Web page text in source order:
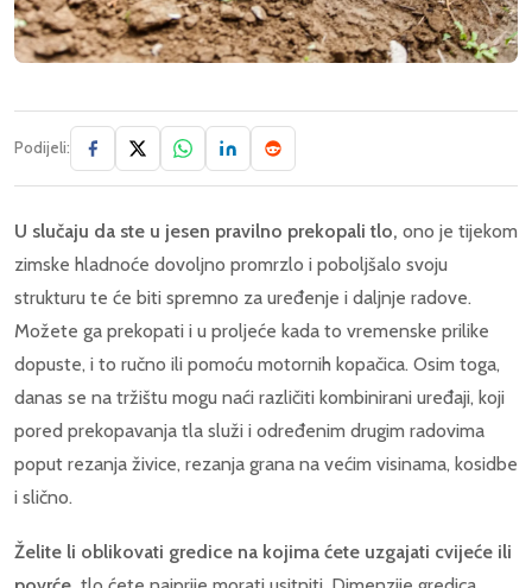
Podijeli:
U slučaju da ste u jesen pravilno prekopali tlo, ono je tijekom
zimske hladnoće dovoljno promrzlo i poboljšalo svoju
strukturu te će biti spremno za uređenje i daljnje radove.
Možete ga prekopati i u proljeće kada to vremenske prilike
dopuste, i to ručno ili pomoću motornih kopačica. Osim toga,
danas se na tržištu mogu naći različiti kombinirani uređaji, koji
pored prekopavanja tla služi i određenim drugim radovima
poput rezanja živice, rezanja grana na većim visinama, kosidbe
i slično.
Želite li oblikovati gredice na kojima ćete uzgajati cvijeće ili